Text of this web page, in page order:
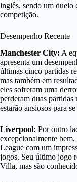
inglês, sendo um duelo
competição.
Desempenho Recente
Manchester City: A
apresenta um
últimas cinco partidas
mas também em
eles sofreram uma
perderam duas
estarão ansiosos para
Liverpool: Por outro
excepcionalmente
League com um
jogos. Seu último jogo
Villa, mas são